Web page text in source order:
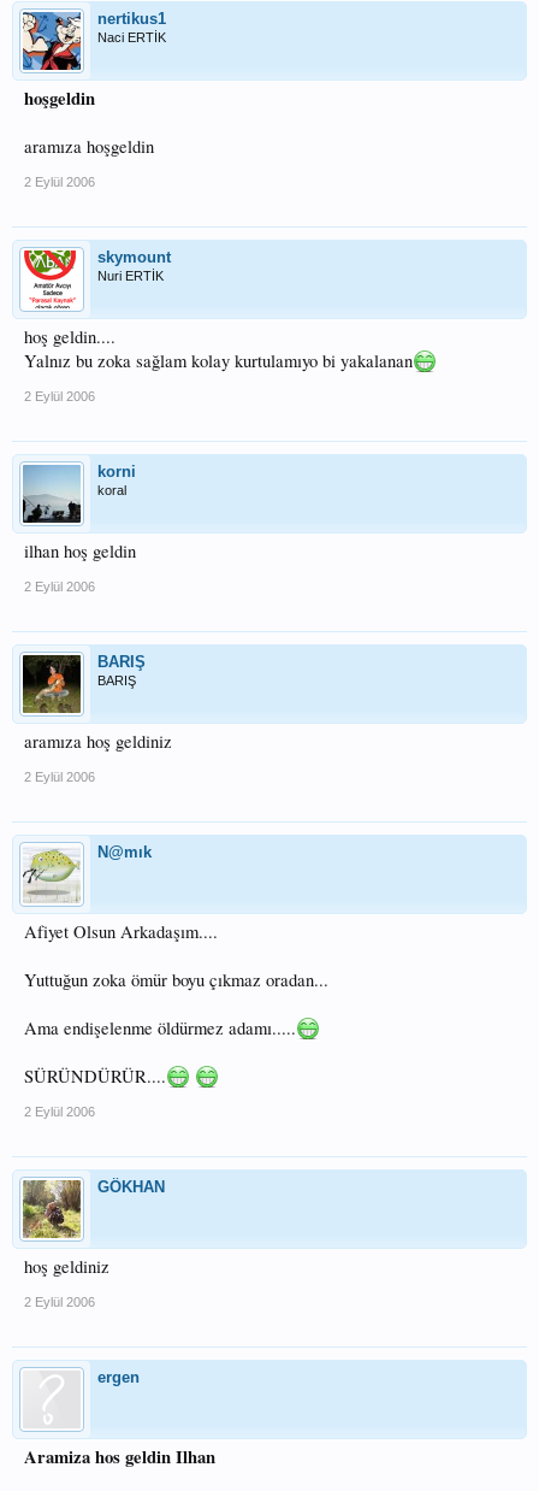
nertikus1
Naci ERTİK
hoşgeldin
aramıza hoşgeldin
2 Eylül 2006
skymount
Nuri ERTİK
hoş geldin....
Yalnız bu zoka sağlam kolay kurtulamıyo bi yakalanan
2 Eylül 2006
korni
koral
ilhan hoş geldin
2 Eylül 2006
BARIŞ
BARIŞ
aramıza hoş geldiniz
2 Eylül 2006
N@mık
Afiyet Olsun Arkadaşım....
Yuttuğun zoka ömür boyu çıkmaz oradan...
Ama endişelenme öldürmez adamı.....
SÜRÜNDÜRÜR....
2 Eylül 2006
GÖKHAN
hoş geldiniz
2 Eylül 2006
ergen
Aramiza hos geldin Ilhan